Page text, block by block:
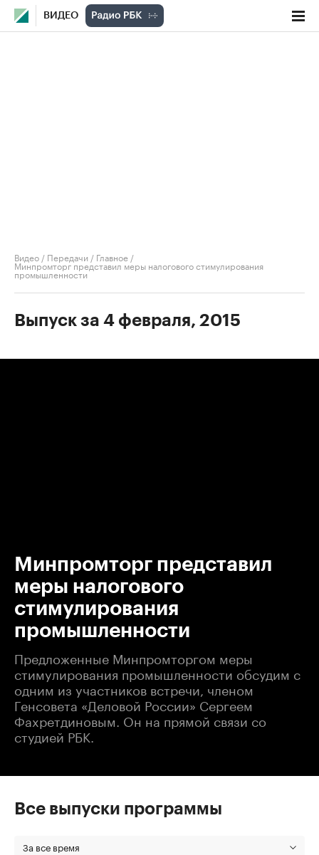
ВИДЕО
Видео / Передачи / Главное /
Минпромторг представил меры налогового стимулирования
промышленности
Выпуск за 4 февраля, 2015
Минпромторг представил
меры налогового
стимулирования
промышленности
Предложенные Минпромторгом меры
стимулирования промышленности обсудим с
одним из участников встречи, членом
Генсовета «Деловой России» Сергеем
Фахретдиновым. Он на прямой связи со
студией РБК.
Все выпуски программы
За все время